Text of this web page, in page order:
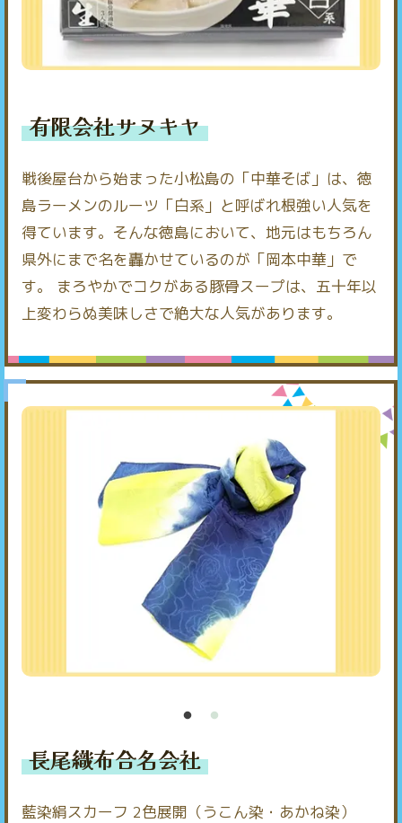
有限会社サヌキヤ
戦後屋台から始まった小松島の「中華そば」は、徳
島ラーメンのルーツ「白系」と呼ばれ根強い人気を
得ています。そんな徳島において、地元はもちろん
県外にまで名を轟かせているのが「岡本中華」で
す。 まろやかでコクがある豚骨スープは、五十年以
上変わらぬ美味しさで絶大な人気があります。
長尾織布合名会社
藍染絹スカーフ 2色展開（うこん染・あかね染）